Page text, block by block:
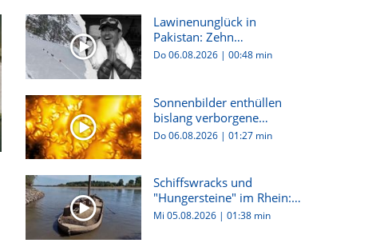
Lawinenunglück in
Pakistan: Zehn
Bergsteiger:innen...
Do 06.08.2026 |00:48 min
Sonnenbilder enthüllen
bislang verborgene
Plasma-W...
Do 06.08.2026 |01:27 min
Schiffswracks und
"Hungersteine" im Rhein:
Dürre i...
Mi 05.08.2026 |01:38 min